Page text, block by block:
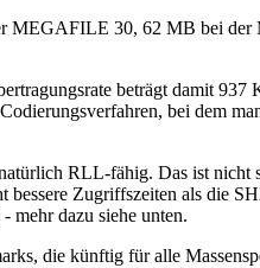
MEGAFILE 30, 62 MB bei
beträgt damit
bei dem
RLL-fähig. Das ist nicht
Zugriffszeiten als die
dazu siehe unten.
die künftig für alle